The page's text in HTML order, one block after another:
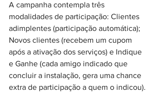
A campanha contempla três
modalidades de participação: Clientes
adimplentes (participação automática);
Novos clientes (recebem um cupom
após a ativação dos serviços) e Indique
e Ganhe (cada amigo indicado que
concluir a instalação, gera uma chance
extra de participação a quem o indicou).